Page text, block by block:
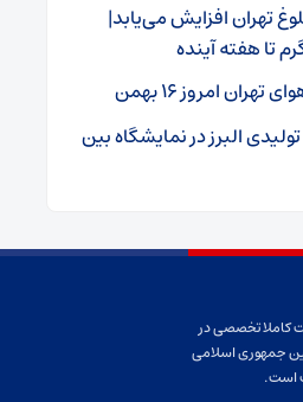
تهران افزایش می‌یابد|
تا هفته آینده
امروز ۱۶ بهمن
تولیدی البرز در نمایشگاه بین
کاملا تخصصی در
جمهوری اسلامی
است.